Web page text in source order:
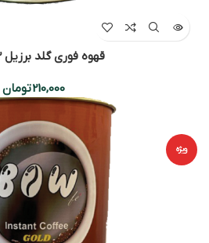
قهوه فوری گلد برزیل 72 گرمی
210,000تومان
ویژه